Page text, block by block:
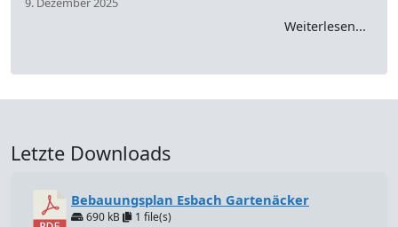
Weiterlesen...
Letzte Downloads
Bebauungsplan Esbach Gartenäcker
690 kB 1 file(s)